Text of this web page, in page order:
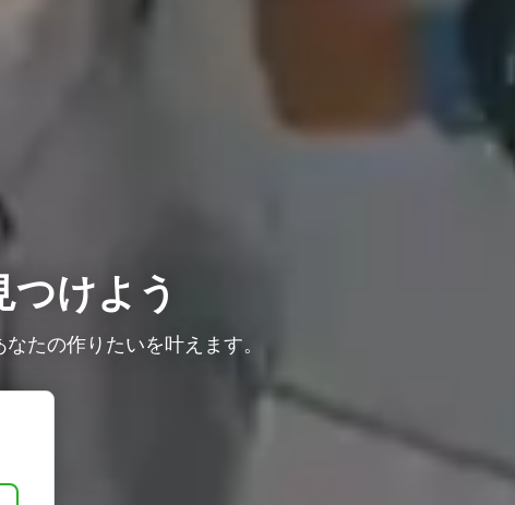
けよう
たの作りたいを叶えます。